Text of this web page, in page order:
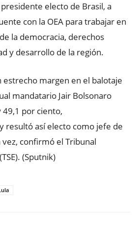
electo de Brasil, a
con la OEA para trabajar en
la democracia, derechos
y desarrollo de la región.
estrecho margen en el balotaje
mandatario Jair Bolsonaro
por ciento,
resultó así electo como jefe de
confirmó el Tribunal
(Sputnik)